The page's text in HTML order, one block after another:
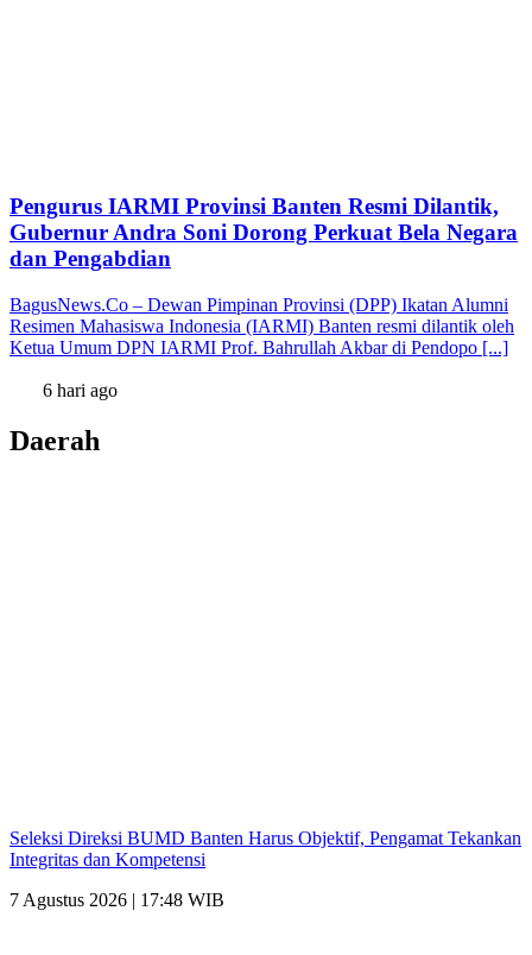
Pengurus IARMI Provinsi Banten Resmi Dilantik,
Gubernur Andra Soni Dorong Perkuat Bela Negara
dan Pengabdian
BagusNews.Co – Dewan Pimpinan Provinsi (DPP) Ikatan Alumni
Resimen Mahasiswa Indonesia (IARMI) Banten resmi dilantik oleh
Ketua Umum DPN IARMI Prof. Bahrullah Akbar di Pendopo [...]
6 hari ago
Daerah
Seleksi Direksi BUMD Banten Harus Objektif, Pengamat Tekankan
Integritas dan Kompetensi
7 Agustus 2026 | 17:48 WIB